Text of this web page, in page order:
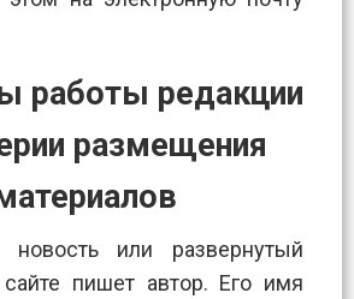
работы редакции
размещения
или развернутый
пишет автор. Его имя